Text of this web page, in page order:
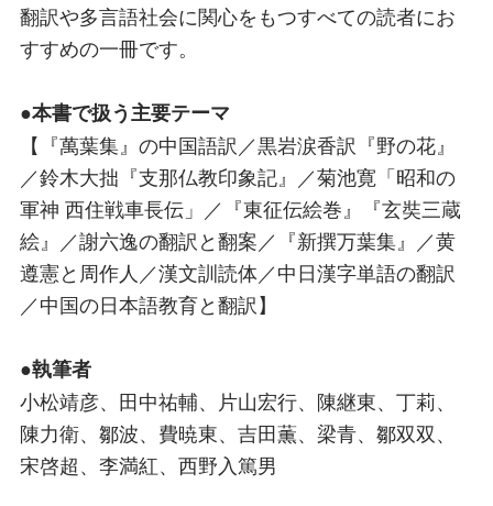
翻訳や多言語社会に関心をもつすべての読者にお
すすめの一冊です。
●本書で扱う主要テーマ
【『萬葉集』の中国語訳／黒岩涙香訳『野の花』
／鈴木大拙『支那仏教印象記』／菊池寛「昭和の
軍神 西住戦車長伝」／『東征伝絵巻』『玄奘三蔵
絵』／謝六逸の翻訳と翻案／『新撰万葉集』／黄
遵憲と周作人／漢文訓読体／中日漢字単語の翻訳
／中国の日本語教育と翻訳】
●執筆者
小松靖彦、田中祐輔、片山宏行、陳継東、丁莉、
陳力衛、鄒波、費暁東、吉田薫、梁青、鄒双双、
宋啓超、李満紅、西野入篤男